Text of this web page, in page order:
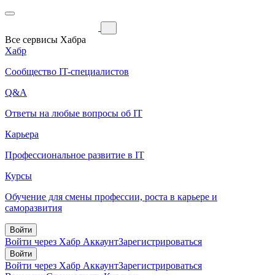
Все сервисы Хабра
Хабр
Сообщество IT-специалистов
Q&A
Ответы на любые вопросы об IT
Карьера
Профессиональное развитие в IT
Курсы
Обучение для смены профессии, роста в карьере и
саморазвития
Войти
Войти через Хабр АккаунтЗарегистрироваться
Войти
Войти через Хабр АккаунтЗарегистрироваться